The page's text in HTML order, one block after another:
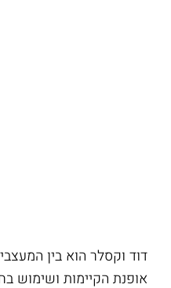
דוד וקסלר הוא בין
אופנת הקיימות ושימוש